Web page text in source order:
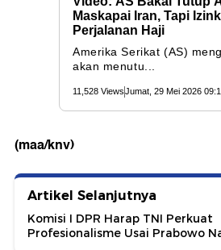
(maa/knv)
Artikel Selanjutnya
Komisi I DPR Harap TNI Perkuat
Profesionalisme Usai Prabowo